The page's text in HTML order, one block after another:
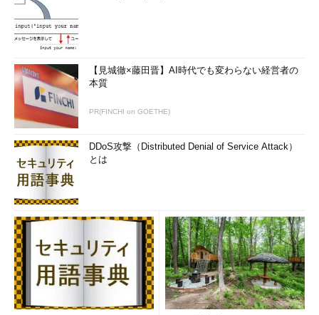
【見城徹×藤田晋】AI時代でも変わらない経営者の
本質
PR(FINCHI on GOETHE)
DDoS攻撃（Distributed Denial of Service Attack）
とは